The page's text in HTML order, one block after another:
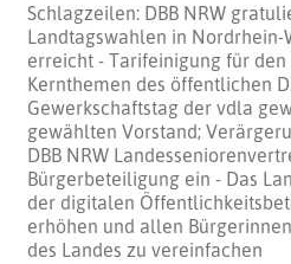
Schlagzeilen: DBB NRW
Landtagswahlen in
erreicht - Tarifeinigung für den
Kernthemen des öffentlichen
Gewerkschaftstag der vdla
gewählten Vorstand;
DBB NRW
Bürgerbeteiligung ein - Das
der digitalen
erhöhen und allen
des Landes zu vereinfachen